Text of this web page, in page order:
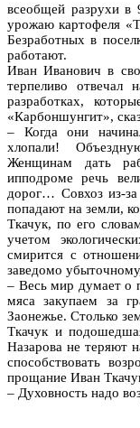
всеобщей разрухи в
урожаю картофеля
Безработных в
работают.
Иван Иванович в
терпеливо
разработках,
«Карбоншунгит»,
– Когда они
хлопали!
Женщинам дать
ипподроме речь
дорог… Совхоз из-
попадают на земли,
Ткачук, по его
учетом
смирится с
заведомо
– Весь мир думает о
мяса закупаем за
Заонежье. Столько
Ткачук и
Назарова не теряют
способствовать
прощание Иван
– Духовность надо